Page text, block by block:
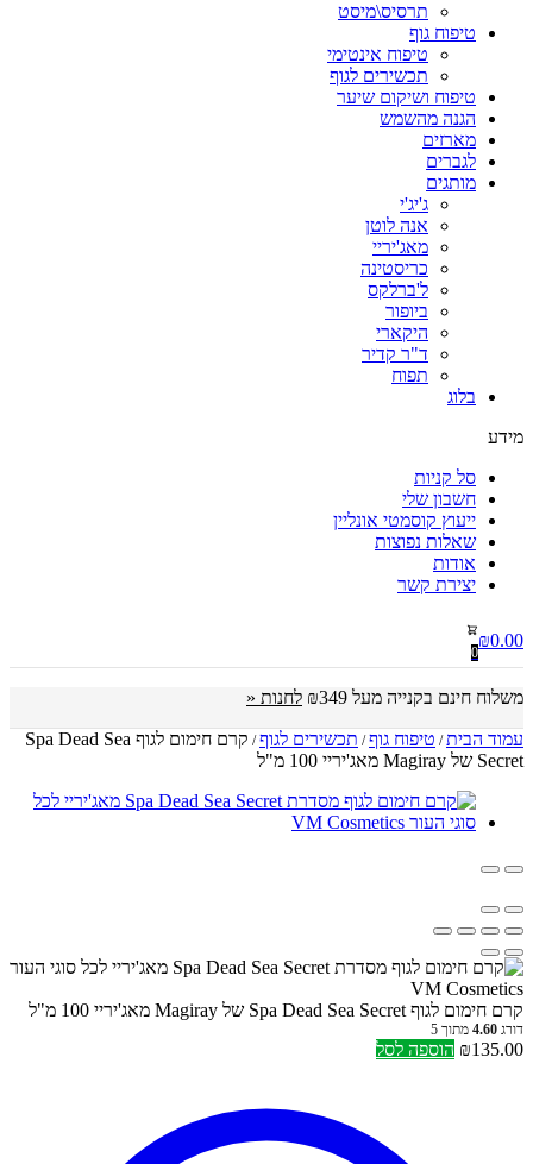
תרסיס\מיסט
טיפוח גוף
טיפוח אינטימי
תכשירים לגוף
טיפוח ושיקום שיער
הגנה מהשמש
מארזים
לגברים
מותגים
ג'יג'י
אנה לוטן
מאג'יריי
כריסטינה
ל'ברלקס
ביופור
היקארי
ד"ר קדיר
תפוח
בלוג
מידע
סל קניות
חשבון שלי
ייעוץ קוסמטי אונליין
שאלות נפוצות
אודות
יצירת קשר
₪0.00
0
משלוח חינם בקנייה מעל ₪349 לחנות «
עמוד הבית/ טיפוח גוף/ תכשירים לגוף/
קרם חימום לגוף Spa Dead Sea
Secret של Magiray מאג'יריי 100 מ"ל
קרם חימום לגוף Spa Dead Sea Secret של Magiray מאג'יריי 100 מ"ל
דורג 4.60 מתוך 5
₪135.00 הוספה לסל